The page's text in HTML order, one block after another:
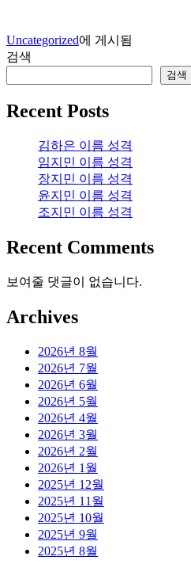
Uncategorized에 게시됨
검색
검색
Recent Posts
김하은 이름 성격
임지민 이름 성격
장지민 이름 성격
윤지민 이름 성격
조지민 이름 성격
Recent Comments
보여줄 댓글이 없습니다.
Archives
2026년 8월
2026년 7월
2026년 6월
2026년 5월
2026년 4월
2026년 3월
2026년 2월
2026년 1월
2025년 12월
2025년 11월
2025년 10월
2025년 9월
2025년 8월